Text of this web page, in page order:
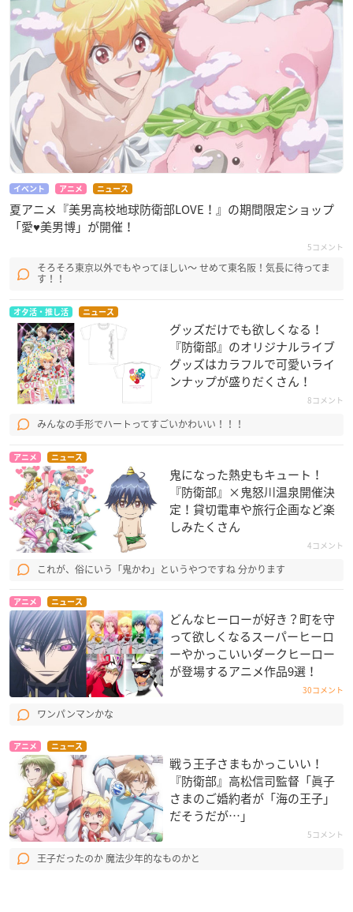
イベント アニメ ニュース
夏アニメ『美男高校地球防衛部LOVE！』の期間限定ショップ
「愛♥美男博」が開催！
5コメント
そろそろ東京以外でもやってほしい〜 せめて東名阪！気長に待ってま
す！！
オタ活・推し活 ニュース
グッズだけでも欲しくなる！
『防衛部』のオリジナルライブ
グッズはカラフルで可愛いライ
ンナップが盛りだくさん！
8コメント
みんなの手形でハートってすごいかわいい！！！
アニメ ニュース
鬼になった熱史もキュート！
『防衛部』×鬼怒川温泉開催決
定！貸切電車や旅行企画など楽
しみたくさん
4コメント
これが、俗にいう「鬼かわ」というやつですね 分かります
アニメ ニュース
どんなヒーローが好き？町を守
って欲しくなるスーパーヒーロ
ーやかっこいいダークヒーロー
が登場するアニメ作品9選！
30コメント
ワンパンマンかな
アニメ ニュース
戦う王子さまもかっこいい！
『防衛部』高松信司監督「眞子
さまのご婚約者が「海の王子」
だそうだが…」
5コメント
王子だったのか 魔法少年的なものかと